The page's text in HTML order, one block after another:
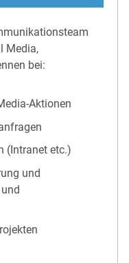
Media,
bei:
Aktionen
(Intranet etc.)
und